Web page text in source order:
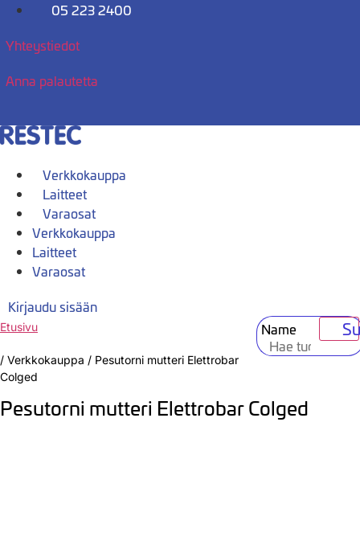
Mene
05 223 2400
Yhteystiedot
Anna palautetta
Verkkokauppa
Laitteet
Varaosat
Verkkokauppa
Laitteet
Varaosat
Kirjaudu sisään
Name
Etusivu
/ Verkkokauppa / Pesutorni mutteri Elettrobar
Colged
Pesutorni mutteri Elettrobar Colged